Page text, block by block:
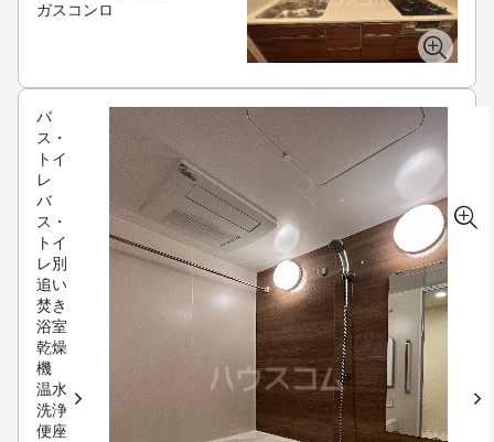
ガスコンロ
バ
ス・
トイ
レ
バ
ス・
トイ
レ別
追い
焚き
浴室
乾燥
機
温水
洗浄
便座